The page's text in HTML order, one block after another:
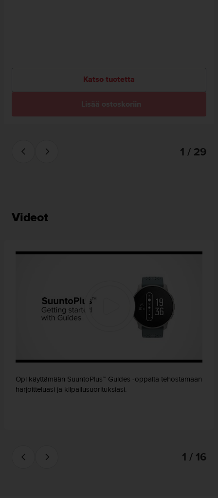
Katso tuotetta
Lisää ostoskoriin
1 / 29
Videot
Opi käyttämään SuuntoPlus™ Guides -oppaita tehostamaan
harjoitteluasi ja kilpailusuorituksiasi.
1 / 16